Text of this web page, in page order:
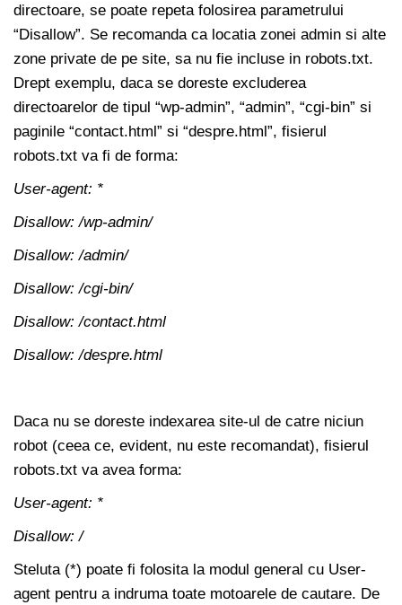
directoare, se poate repeta folosirea parametrului
“Disallow”. Se recomanda ca locatia zonei admin si alte
zone private de pe site, sa nu fie incluse in robots.txt.
Drept exemplu, daca se doreste excluderea
directoarelor de tipul “wp-admin”, “admin”, “cgi-bin” si
paginile “contact.html” si “despre.html”, fisierul
robots.txt va fi de forma:
User-agent: *
Disallow: /wp-admin/
Disallow: /admin/
Disallow: /cgi-bin/
Disallow: /contact.html
Disallow: /despre.html
Daca nu se doreste indexarea site-ul de catre niciun
robot (ceea ce, evident, nu este recomandat), fisierul
robots.txt va avea forma:
User-agent: *
Disallow: /
Steluta (*) poate fi folosita la modul general cu User-
agent pentru a indruma toate motoarele de cautare. De